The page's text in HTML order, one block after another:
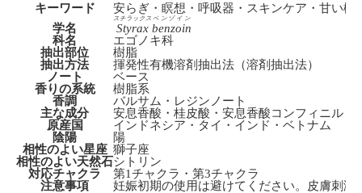
キーワード
安らぎ・瞑想・呼吸器・スキンケア・甘い樹
学名
Styrax
スチラックス
benzoin
ベンゾイン
科名
エゴノキ科
抽出部位
樹脂
抽出方法
揮発性有機溶剤抽出法（溶剤抽出法）
ノート
ベース
香りの系統
樹脂系
香調
バルサム・レジンノート
主な成分
安息香酸・桂皮酸・安息香酸コンフィニル・
原産国
インドネシア・タイ・インド・ベトナム
陰陽
陽
相性のよい星座 獅子座
相性のよい天然石シトリン
対応チャクラ
第1チャクラ・第3チャクラ
注意事項
妊娠初期の使用は避けてください。皮膚刺